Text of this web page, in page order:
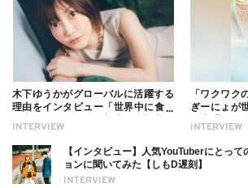
INTERVIEW
木下ゆうかがグローバルに活躍する
理由をインタビュー「世界中に食べ
ついても
INTERVIEW
「ワクワク
ぎーにょが
INTERVIEW
【インタビュー】人気YouTuberにとっ
ョンに聞いてみた【しもD遅刻】